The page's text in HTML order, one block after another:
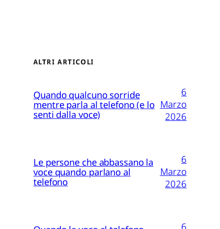
ALTRI ARTICOLI
Quando qualcuno sorride
mentre parla al telefono (e lo
senti dalla voce)
6
Marzo
2026
Le persone che abbassano la
voce quando parlano al
telefono
6
Marzo
2026